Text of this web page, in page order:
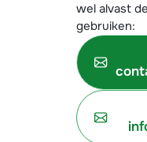
wel alvast
gebruiken: